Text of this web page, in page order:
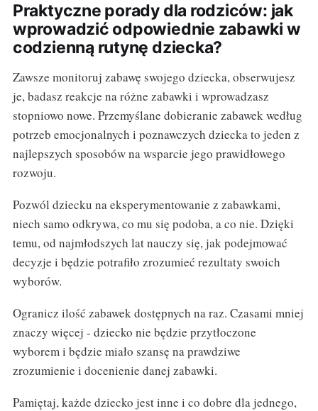
Praktyczne porady dla rodziców: jak
wprowadzić odpowiednie zabawki w
codzienną rutynę dziecka?
Zawsze monitoruj zabawę swojego dziecka, obserwujesz
je, badasz reakcje na różne zabawki i wprowadzasz
stopniowo nowe. Przemyślane dobieranie zabawek według
potrzeb emocjonalnych i poznawczych dziecka to jeden z
najlepszych sposobów na wsparcie jego prawidłowego
rozwoju.
Pozwól dziecku na eksperymentowanie z zabawkami,
niech samo odkrywa, co mu się podoba, a co nie. Dzięki
temu, od najmłodszych lat nauczy się, jak podejmować
decyzje i będzie potrafiło zrozumieć rezultaty swoich
wyborów.
Ogranicz ilość zabawek dostępnych na raz. Czasami mniej
znaczy więcej - dziecko nie będzie przytłoczone
wyborem i będzie miało szansę na prawdziwe
zrozumienie i docenienie danej zabawki.
Pamiętaj, każde dziecko jest inne i co dobre dla jednego,